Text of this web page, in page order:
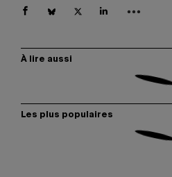
À lire aussi
Les plus populaires